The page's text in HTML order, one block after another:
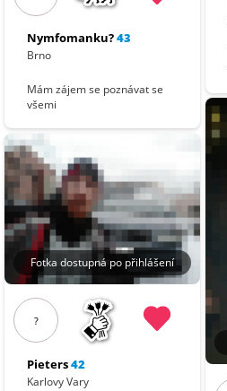
Nymfomanku?43
Brno
Mám zájem se poznávat se
všemi
Fotka dostupná po přihlášení
?
Pieters42
Karlovy Vary